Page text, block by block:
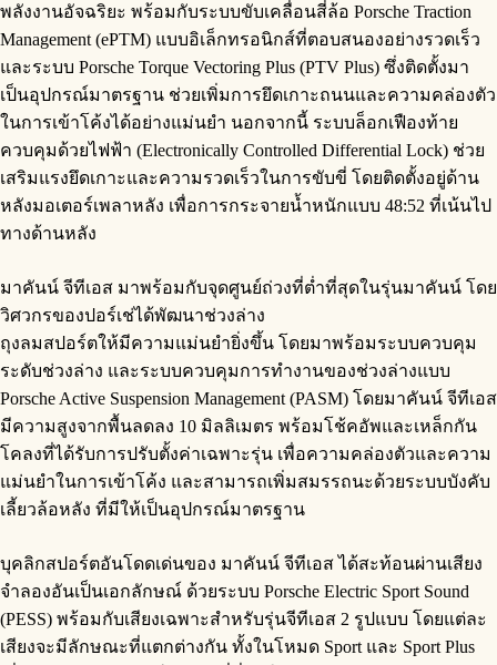
พลังงานอัจฉริยะ พร้อมกับระบบขับเคลื่อนสี่ล้อ Porsche Traction
Management (ePTM) แบบอิเล็กทรอนิกส์ที่ตอบสนองอย่างรวดเร็ว
และระบบ Porsche Torque Vectoring Plus (PTV Plus) ซึ่งติดตั้งมา
เป็นอุปกรณ์มาตรฐาน ช่วยเพิ่มการยึดเกาะถนนและความคล่องตัว
ในการเข้าโค้งได้อย่างแม่นยำ นอกจากนี้ ระบบล็อกเฟืองท้าย
ควบคุมด้วยไฟฟ้า (Electronically Controlled Differential Lock) ช่วย
เสริมแรงยึดเกาะและความรวดเร็วในการขับขี่ โดยติดตั้งอยู่ด้าน
หลังมอเตอร์เพลาหลัง เพื่อการกระจายน้ำหนักแบบ 48:52 ที่เน้นไป
ทางด้านหลัง
มาคันน์ จีทีเอส มาพร้อมกับจุดศูนย์ถ่วงที่ต่ำที่สุดในรุ่นมาคันน์ โดย
วิศวกรของปอร์เช่ได้พัฒนาช่วงล่าง
ถุงลมสปอร์ตให้มีความแม่นยำยิ่งขึ้น โดยมาพร้อมระบบควบคุม
ระดับช่วงล่าง และระบบควบคุมการทำงานของช่วงล่างแบบ
Porsche Active Suspension Management (PASM) โดยมาคันน์ จีทีเอส
มีความสูงจากพื้นลดลง 10 มิลลิเมตร พร้อมโช้คอัพและเหล็กกัน
โคลงที่ได้รับการปรับตั้งค่าเฉพาะรุ่น เพื่อความคล่องตัวและความ
แม่นยำในการเข้าโค้ง และสามารถเพิ่มสมรรถนะด้วยระบบบังคับ
เลี้ยวล้อหลัง ที่มีให้เป็นอุปกรณ์มาตรฐาน
บุคลิกสปอร์ตอันโดดเด่นของ มาคันน์ จีทีเอส ได้สะท้อนผ่านเสียง
จำลองอันเป็นเอกลักษณ์ ด้วยระบบ Porsche Electric Sport Sound
(PESS) พร้อมกับเสียงเฉพาะสำหรับรุ่นจีทีเอส 2 รูปแบบ โดยแต่ละ
เสียงจะมีลักษณะที่แตกต่างกัน ทั้งในโหมด Sport และ Sport Plus